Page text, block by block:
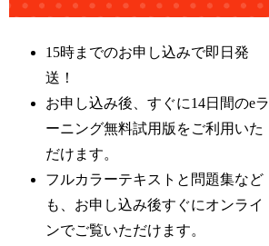
15時までのお申し込みで即日発
送！
お申し込み後、すぐに14日間のeラ
ーニング無料試用版をご利用いた
だけます。
フルカラーテキストと問題集など
も、お申し込み後すぐにオンライ
ンでご覧いただけます。